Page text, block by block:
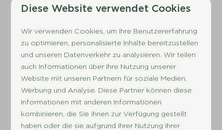
separates WC
Ansehen
Buchen
EMPFOHLEN
Diese Website verwendet Cookies
Wir verwenden Cookies, um Ihre Benutzererfahrung
zu optimieren, personalisierte Inhalte bereitzustellen
und unseren Datenverkehr zu analysieren. Wir teilen
auch Informationen über Ihre Nutzung unserer
Website mit unseren Partnern für soziale Medien,
Werbung und Analyse. Diese Partner können diese
Informationen mit anderen Informationen
kombinieren, die Sie ihnen zur Verfügung gestellt
haben oder die sie aufgrund Ihrer Nutzung ihrer